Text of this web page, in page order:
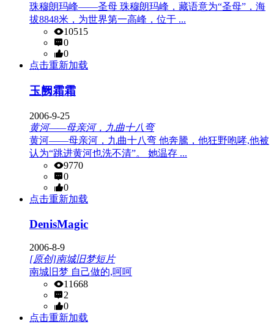
珠穆朗玛峰——圣母 珠穆朗玛峰，藏语意为“圣母”，海
拔8848米，为世界第一高峰，位于 ...
10515
0
0
点击重新加载
玉阙霜霜
2006-9-25
黄河——母亲河，九曲十八弯
黄河——母亲河，九曲十八弯 他奔騰，他狂野咆哮,他被
认为“跳进黄河也洗不清”。 她温存 ...
9770
0
0
点击重新加载
DenisMagic
2006-8-9
[原创]南城旧梦短片
南城旧梦 自己做的,呵呵
11668
2
0
点击重新加载